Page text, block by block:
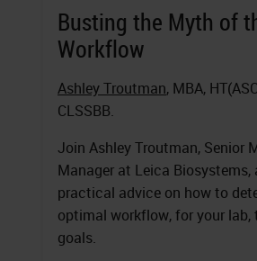
Busting the Myth of
Workflow
Ashley Troutman, MBA,
CLSSBB.
Join Ashley Troutman, Senior
Manager at Leica Biosystems,
practical advice on how to
optimal workflow, for your lab,
goals.